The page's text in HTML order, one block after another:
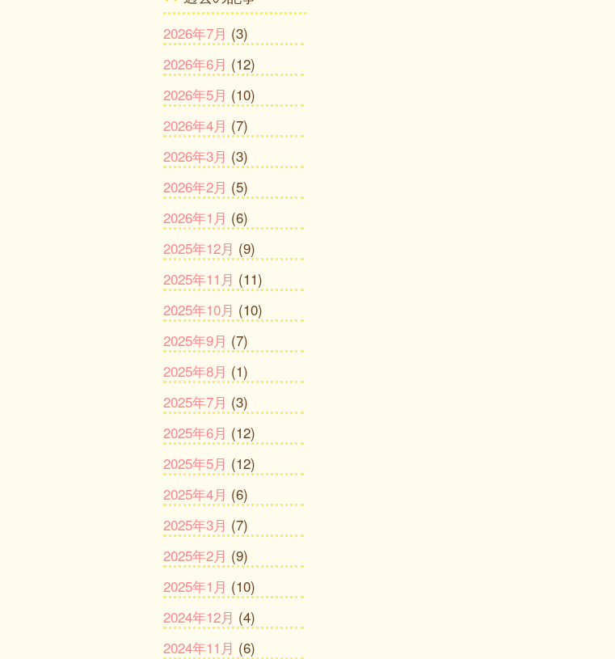
2026年7月 (3)
2026年6月 (12)
2026年5月 (10)
2026年4月 (7)
2026年3月 (3)
2026年2月 (5)
2026年1月 (6)
2025年12月 (9)
2025年11月 (11)
2025年10月 (10)
2025年9月 (7)
2025年8月 (1)
2025年7月 (3)
2025年6月 (12)
2025年5月 (12)
2025年4月 (6)
2025年3月 (7)
2025年2月 (9)
2025年1月 (10)
2024年12月 (4)
2024年11月 (6)